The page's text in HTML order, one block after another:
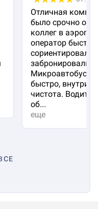
Отличная
было срочно
коллег в
оператор быстро
сориентировал и
забронировали
Микроавтобус
быстро, внутри
чистота.
об...
еще